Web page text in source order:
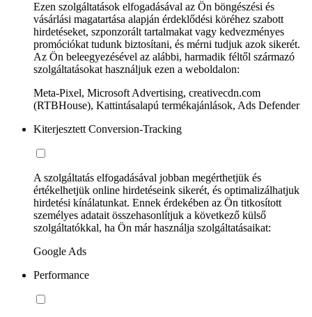
Ezen szolgáltatások elfogadásával az Ön böngészési és
vásárlási magatartása alapján érdeklődési köréhez szabott
hirdetéseket, szponzorált tartalmakat vagy kedvezményes
promóciókat tudunk biztosítani, és mérni tudjuk azok sikerét.
Az Ön beleegyezésével az alábbi, harmadik féltől származó
szolgáltatásokat használjuk ezen a weboldalon:
Meta-Pixel, Microsoft Advertising, creativecdn.com
(RTBHouse), Kattintásalapú termékajánlások, Ads Defender
Kiterjesztett Conversion-Tracking
A szolgáltatás elfogadásával jobban megérthetjük és
értékelhetjük online hirdetéseink sikerét, és optimalizálhatjuk
hirdetési kínálatunkat. Ennek érdekében az Ön titkosított
személyes adatait összehasonlítjuk a következő külső
szolgáltatókkal, ha Ön már használja szolgáltatásaikat:
Google Ads
Performance